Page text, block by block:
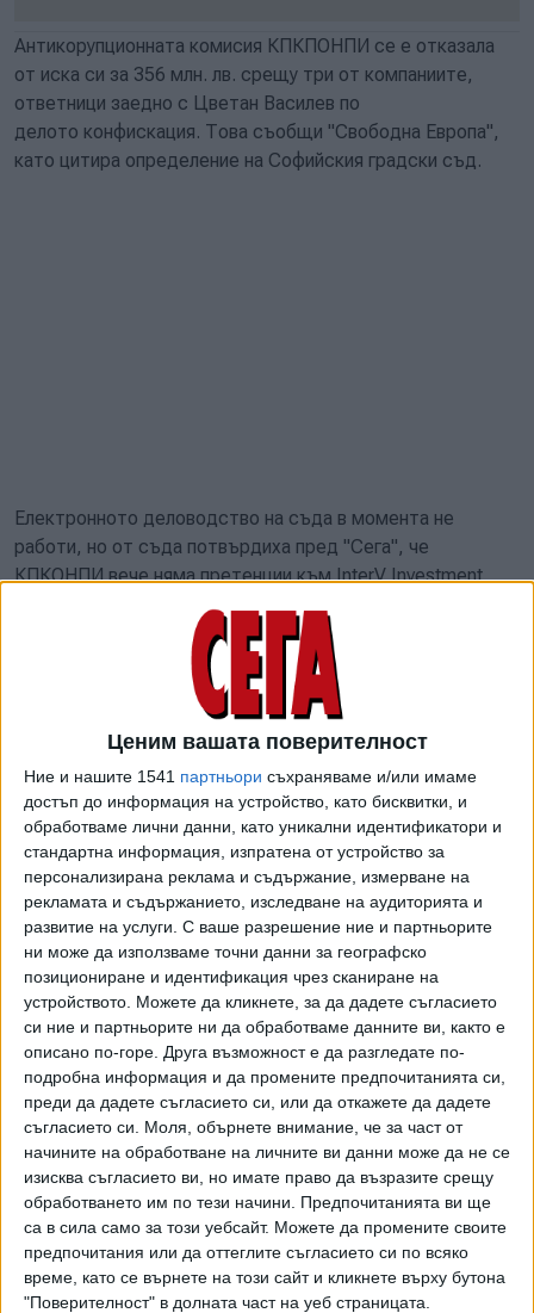
Ценим вашата поверителност
Ние и нашите 1541 партньори съхраняваме и/или имаме
достъп до информация на устройство, като бисквитки, и
обработваме лични данни, като уникални идентификатори и
стандартна информация, изпратена от устройство за
персонализирана реклама и съдържание, измерване на
рекламата и съдържанието, изследване на аудиторията и
развитие на услуги. С ваше разрешение ние и партньорите
ни може да използваме точни данни за географско
позициониране и идентификация чрез сканиране на
устройството. Можете да кликнете, за да дадете съгласието
си ние и партньорите ни да обработваме данните ви, както е
описано по-горе. Друга възможност е да разгледате по-
подробна информация и да промените предпочитанията си,
преди да дадете съгласието си, или да откажете да дадете
съгласието си.
Моля, обърнете внимание, че за част от
начините на обработване на личните ви данни може да не се
изисква съгласието ви, но имате право да възразите срещу
обработването им по тези начини. Предпочитанията ви ще
са в сила само за този уебсайт. Можете да промените своите
предпочитания или да оттеглите съгласието си по всяко
време, като се върнете на този сайт и кликнете върху бутона
"Поверителност" в долната част на уеб страницата.
Антикорупционната комисия КПКПОНПИ се е отказала
от иска си за 356 млн. лв. срещу три от компаниите,
ответници заедно с Цветан Василев по
делото конфискация. Това съобщи "Свободна Европа",
като цитира определение на Софийския градски съд.
Електронното деловодство на съда в момента не
работи, но от съда потвърдиха пред "Сега", че
КПКОНПИ вече няма претенции към InterV Investment,
"Вива Телеком България" и БТК. Според "Свободна
Европа" става дума за над 108.9 млн. лв. от InterV
Investment, над 124.9 млн. лв. от "Вива Телеком
България", 2163 лв. от БТК и повече от 62.5 млн. евро
"остатък от продажната цена в размер на 330 000 000
евро във връзка с продажбата на капитала на InterV
Investment".
Общият иск на КПКОНПИ срещу Цветан Василев,
семейството му и 24 свързани с него 24 дружества,
беше за 2.2 млрд. лв.
Още в понеделник "Свободна Европа" е пратила въпроси
на КПКОНПИ, на които до петък вечерта не е получила
отговор. Днес и "Сега" попита комисията, ръководена от
бившия главен прокурор Сотир Цацаров, за оттегления
иск и още чака отговор.
Според бившия мажоритарен собственик на КТБ и
основен подсъдим за източването на 206 млн. лв. от
банката Цветан Василев намаляването на претенциите
на държавата по делото за конфискация срещу него е
"шамар за КПКОНПИ". Той е сигурен, че оттеглянето на
част от исковете на държавата по делото му за
конфискация е свързано с предстоящата сделка за БТК,
цитира го "Свободна Европа".